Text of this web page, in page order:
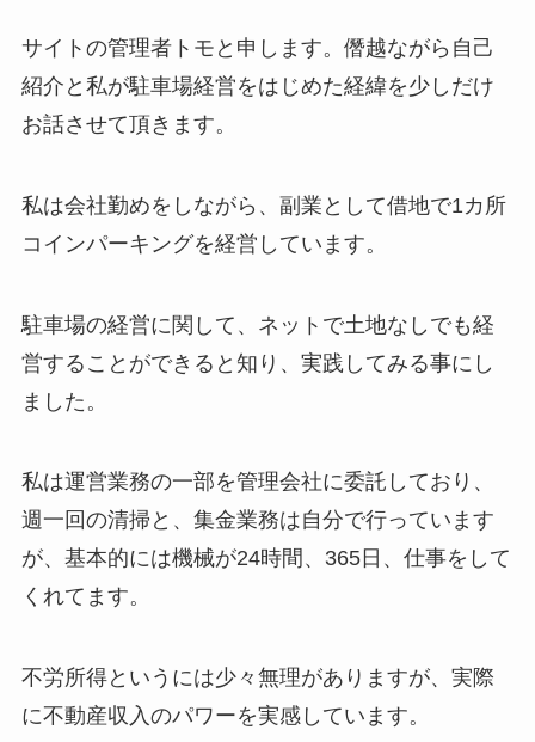
サイトの管理者トモと申します。僭越ながら自己
紹介と私が駐車場経営をはじめた経緯を少しだけ
お話させて頂きます。
私は会社勤めをしながら、副業として借地で1カ所
コインパーキングを経営しています。
駐車場の経営に関して、ネットで土地なしでも経
営することができると知り、実践してみる事にし
ました。
私は運営業務の一部を管理会社に委託しており、
週一回の清掃と、集金業務は自分で行っています
が、基本的には機械が24時間、365日、仕事をして
くれてます。
不労所得というには少々無理がありますが、実際
に不動産収入のパワーを実感しています。